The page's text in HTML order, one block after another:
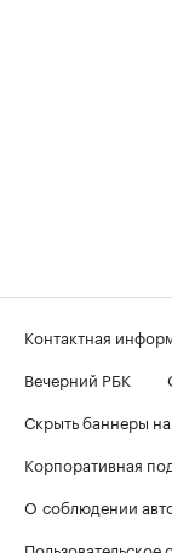
Контактная
Вечерний РБК
Скрыть баннеры
Корпоративная
О соблюдении
Пользовательское